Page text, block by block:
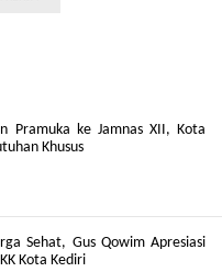
Pramuka ke Jamnas XII, Kota
Khusus
Sehat, Gus Qowim Apresiasi
Kota Kediri